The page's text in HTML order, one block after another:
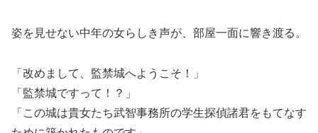
姿を見せない中年の女らしき声が、部屋一面に響き渡る。
「改めまして、監禁城へようこそ！」
「監禁城ですって！？」
「この城は貴女たち武智事務所の学生探偵諸君をもてなす